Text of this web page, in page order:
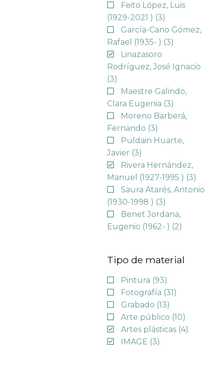
Feito López, Luis
(1929-2021 ) (3)
García-Cano Gómez,
Rafael (1935- ) (3)
Linazasoro
Rodríguez, José Ignacio
(3)
Maestre Galindo,
Clara Eugenia (3)
Moreno Barberá,
Fernando (3)
Puldain Huarte,
Javier (3)
Rivera Hernández,
Manuel (1927-1995 ) (3)
Saura Atarés, Antonio
(1930-1998 ) (3)
Benet Jordana,
Eugenio (1962- ) (2)
Tipo de material
Pintura (93)
Fotografía (31)
Grabado (13)
Arte público (10)
Artes plásticas (4)
IMAGE (3)